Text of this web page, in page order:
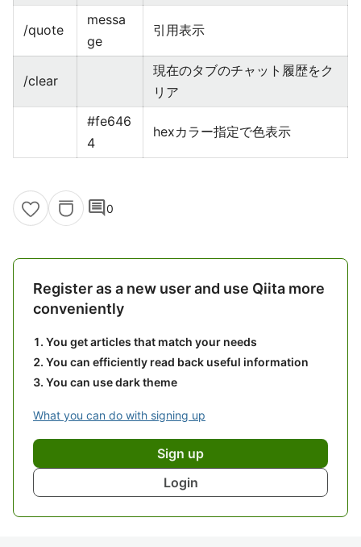
/quote
messa
ge
引用表示
/clear
現在のタブのチャット履歴をク
リア
#fe646
4
hexカラー指定で色表示
comment0
Register as a new user and use Qiita more
conveniently
You get articles that match your needs
You can efficiently read back useful information
You can use dark theme
What you can do with signing up
Sign up
Login